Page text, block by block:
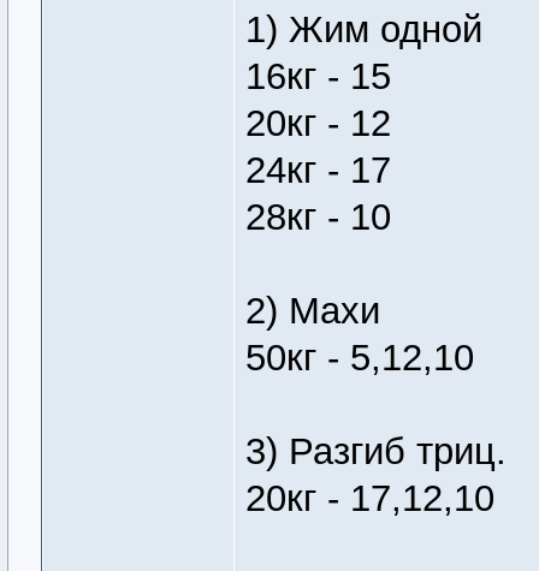
1) Жим одной
16кг - 15
20кг - 12
24кг - 17
28кг - 10
2) Махи
50кг - 5,12,10
3) Разгиб триц.
20кг - 17,12,10